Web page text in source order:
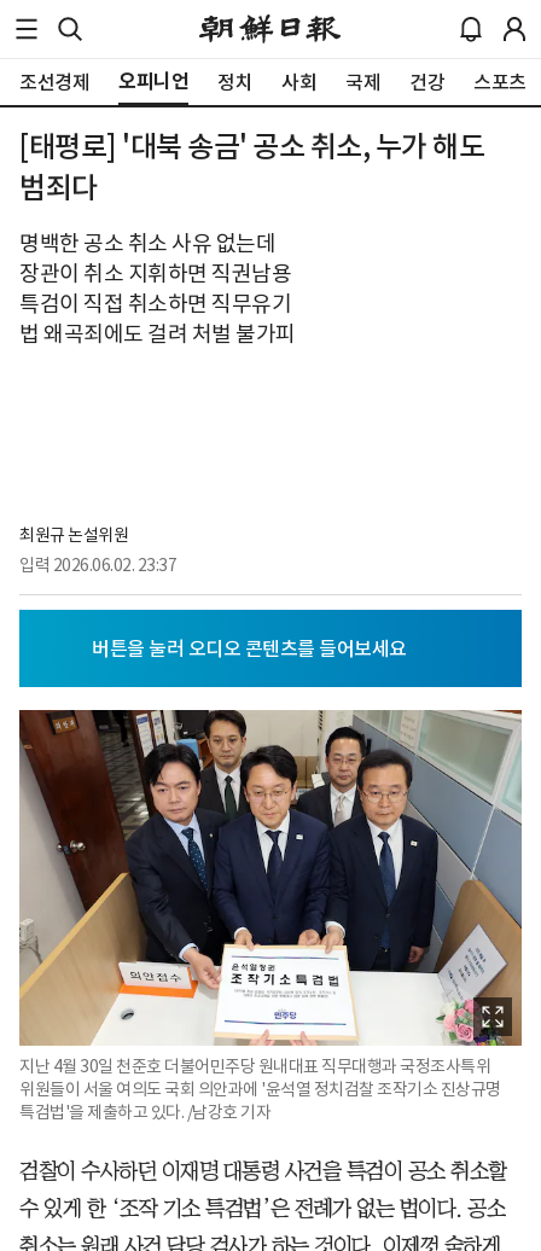
조선경제 오피니언 정치 사회 국제 건강 스포츠
[태평로] '대북 송금' 공소 취소, 누가 해도
범죄다
명백한 공소 취소 사유 없는데
장관이 취소 지휘하면 직권남용
특검이 직접 취소하면 직무유기
법 왜곡죄에도 걸려 처벌 불가피
최원규 논설위원
입력 2026.06.02. 23:37
지난 4월 30일 천준호 더불어민주당 원내대표 직무대행과 국정조사특위
위원들이 서울 여의도 국회 의안과에 '윤석열 정치검찰 조작기소 진상규명
특검법'을 제출하고 있다. /남강호 기자
검찰이 수사하던 이재명 대통령 사건을 특검이 공소 취소할
수 있게 한 ‘조작 기소 특검법’은 전례가 없는 법이다. 공소
취소는 원래 사건 담당 검사가 하는 것이다. 이제껏 숱하게